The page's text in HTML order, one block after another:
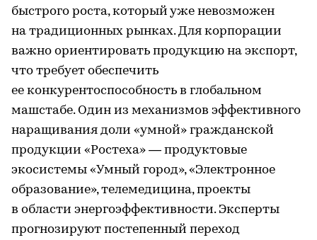
быстрого роста, который уже невозможен
на традиционных рынках. Для корпорации
важно ориентировать продукцию на экспорт,
что требует обеспечить
ее конкурентоспособность в глобальном
машстабе. Один из механизмов эффективного
наращивания доли «умной» гражданской
продукции «Ростеха» — продуктовые
экосистемы «Умный город», «Электронное
образование», телемедицина, проекты
в области энергоэффективности. Эксперты
прогнозируют постепенный переход